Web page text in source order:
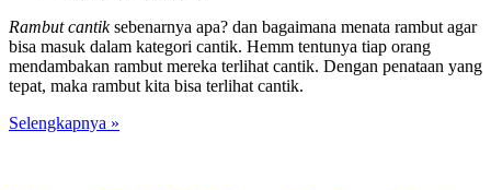
Rambut cantiksebenarnya apa? dan bagaimana menata rambut agar
bisa masuk dalam kategori cantik. Hemm tentunya tiap orang
mendambakan rambut mereka terlihat cantik. Dengan penataan yang
tepat, maka rambut kita bisa terlihat cantik.
Selengkapnya »